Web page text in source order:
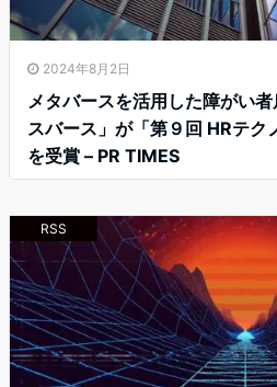
2024年8月2日
メタバースを活用した障がい
スバース」が「第９回 HRテク
を受賞 – PR TIMES
RSS